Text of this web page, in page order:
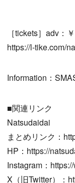
［tickets］adv：
https://l-tike.com/
Information：
■関連リンク
Natsudaidai
まとめリンク：
HP：https://
Instagram：
X（旧Twitter）：